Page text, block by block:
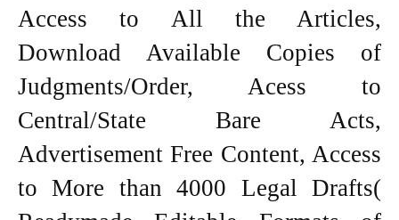
Access to All the Articles,
Download Available Copies of
Judgments/Order, Acess to
Central/State Bare Acts,
Advertisement Free Content, Access
to More than 4000 Legal Drafts(